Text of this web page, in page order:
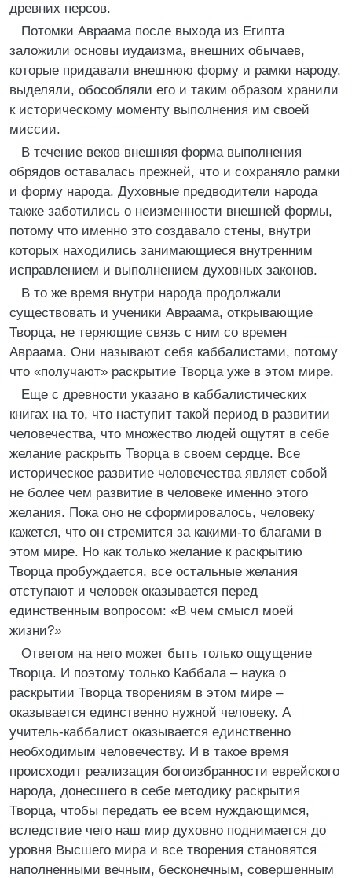
древних персов.
Потомки Авраама после выхода из Египта
заложили основы иудаизма, внешних обычаев,
которые придавали внешнюю форму и рамки народу,
выделяли, обособляли его и таким образом хранили
к историческому моменту выполнения им своей
миссии.
В течение веков внешняя форма выполнения
обрядов оставалась прежней, что и сохраняло рамки
и форму народа. Духовные предводители народа
также заботились о неизменности внешней формы,
потому что именно это создавало стены, внутри
которых находились занимающиеся внутренним
исправлением и выполнением духовных законов.
В то же время внутри народа продолжали
существовать и ученики Авраама, открывающие
Творца, не теряющие связь с ним со времен
Авраама. Они называют себя каббалистами, потому
что «получают» раскрытие Творца уже в этом мире.
Еще с древности указано в каббалистических
книгах на то, что наступит такой период в развитии
человечества, что множество людей ощутят в себе
желание раскрыть Творца в своем сердце. Все
историческое развитие человечества являет собой
не более чем развитие в человеке именно этого
желания. Пока оно не сформировалось, человеку
кажется, что он стремится за какими-то благами в
этом мире. Но как только желание к раскрытию
Творца пробуждается, все остальные желания
отступают и человек оказывается перед
единственным вопросом: «В чем смысл моей
жизни?»
Ответом на него может быть только ощущение
Творца. И поэтому только Каббала – наука о
раскрытии Творца творениям в этом мире –
оказывается единственно нужной человеку. А
учитель-каббалист оказывается единственно
необходимым человечеству. И в такое время
происходит реализация богоизбранности еврейского
народа, донесшего в себе методику раскрытия
Творца, чтобы передать ее всем нуждающимся,
вследствие чего наш мир духовно поднимается до
уровня Высшего мира и все творения становятся
наполненными вечным, бесконечным, совершенным